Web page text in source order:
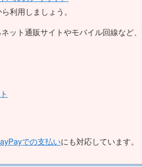
利用しましょう。
ット通販サイトやモバイル回線など
での支払いにも対応しています。